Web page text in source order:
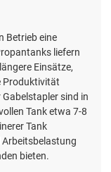
Betrieb eine
liefern
Einsätze,
Produktivität
sind in
Tank etwa 7-8
Tank
Arbeitsbelastung
bieten.